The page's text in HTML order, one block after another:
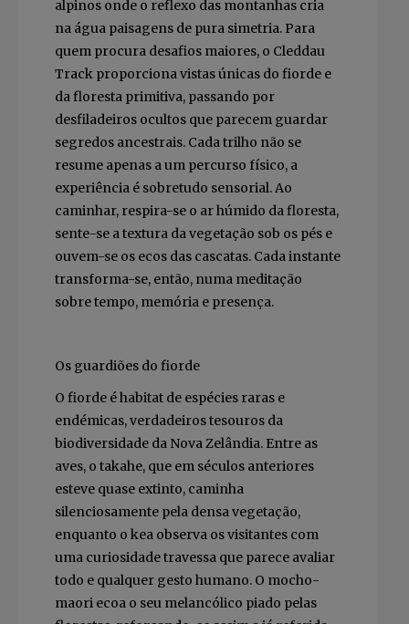
alpinos onde o reflexo das montanhas cria
na água paisagens de pura simetria. Para
quem procura desafios maiores, o Cleddau
Track proporciona vistas únicas do fiorde e
da floresta primitiva, passando por
desfiladeiros ocultos que parecem guardar
segredos ancestrais. Cada trilho não se
resume apenas a um percurso físico, a
experiência é sobretudo sensorial. Ao
caminhar, respira-se o ar húmido da floresta,
sente-se a textura da vegetação sob os pés e
ouvem-se os ecos das cascatas. Cada instante
transforma-se, então, numa meditação
sobre tempo, memória e presença.
Os guardiões do fiorde
O fiorde é habitat de espécies raras e
endémicas, verdadeiros tesouros da
biodiversidade da Nova Zelândia. Entre as
aves, o takahe, que em séculos anteriores
esteve quase extinto, caminha
silenciosamente pela densa vegetação,
enquanto o kea observa os visitantes com
uma curiosidade travessa que parece avaliar
todo e qualquer gesto humano. O mocho-
maori ecoa o seu melancólico piado pelas